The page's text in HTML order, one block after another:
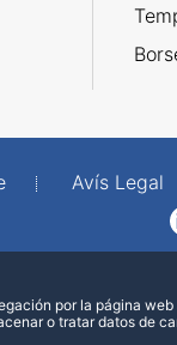
Avís Legal
por la página
o tratar datos de